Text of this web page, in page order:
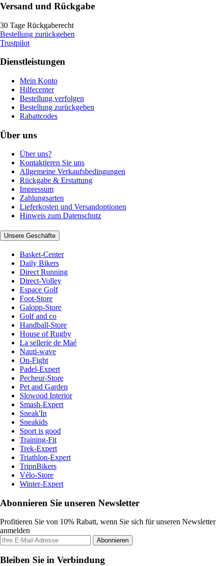
Versand und Rückgabe
30 Tage Rückgaberecht
Bestellung zurückgeben
Trustpilot
Dienstleistungen
Mein Konto
Hilfecenter
Bestellung verfolgen
Bestellung zurückgeben
Rabattcodes
Über uns
Über uns?
Kontaktieren Sie uns
Allgemeine Verkaufsbedingungen
Rückgabe & Erstattung
Impressum
Zahlungsarten
Lieferkosten und Versandoptionen
Hinweis zum Datenschutz
Unsere Geschäfte
Basket-Center
Daily Bikers
Direct Running
Direct-Volley
Espace Golf
Foot-Store
Galopp-Store
Golf and co
Handball-Store
House of Rugby
La sellerie de Maé
Nauti-wave
On-Fight
Padel-Expert
Pecheur-Store
Pet and Garden
Slowood Interior
Smash-Expert
Sneak'In
Sneakids
Sport is good
Training-Fit
Trek-Expert
Triathlon-Expert
TripnBikers
Vélo-Store
Winter-Expert
Abonnieren Sie unseren Newsletter
Profitieren Sie von 10% Rabatt, wenn Sie sich für unseren Newsletter
anmelden
Abonnieren
Bleiben Sie in Verbindung